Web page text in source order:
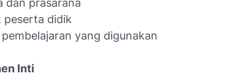
dan prasarana
peserta didik
yang digunakan
Inti